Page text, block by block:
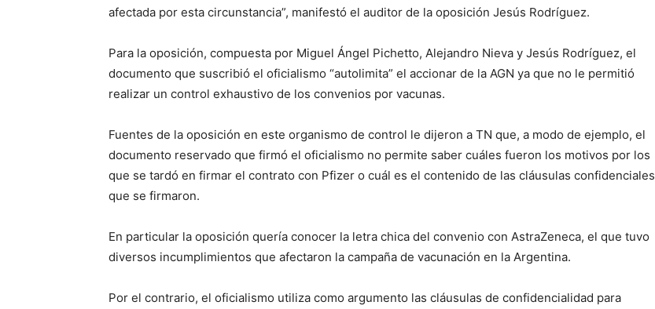
afectada por esta circunstancia”, manifestó el auditor de la oposición Jesús Rodríguez.
Para la oposición, compuesta por Miguel Ángel Pichetto, Alejandro Nieva y Jesús Rodríguez, el
documento que suscribió el oficialismo “autolimita” el accionar de la AGN ya que no le permitió
realizar un control exhaustivo de los convenios por vacunas.
Fuentes de la oposición en este organismo de control le dijeron a TN que, a modo de ejemplo, el
documento reservado que firmó el oficialismo no permite saber cuáles fueron los motivos por los
que se tardó en firmar el contrato con Pfizer o cuál es el contenido de las cláusulas confidenciales
que se firmaron.
En particular la oposición quería conocer la letra chica del convenio con AstraZeneca, el que tuvo
diversos incumplimientos que afectaron la campaña de vacunación en la Argentina.
Por el contrario, el oficialismo utiliza como argumento las cláusulas de confidencialidad para